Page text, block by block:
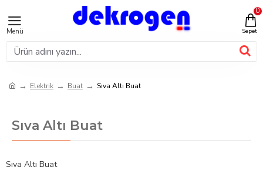
0
Elektrik Buat Sıva Altı Buat
Sıva Altı Buat
Sıva Altı Buat